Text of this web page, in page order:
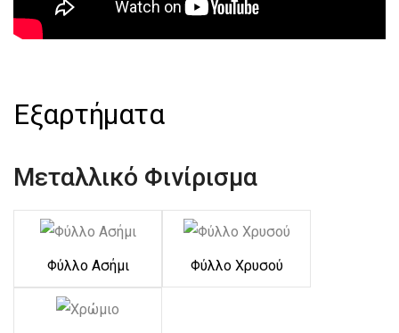
Εξαρτήματα
Μεταλλικό Φινίρισμα
Φύλλο Ασήμι Φύλλο Χρυσού